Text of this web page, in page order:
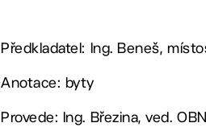
Předkladatel: Ing. Beneš,
Anotace: byty
Provede: Ing. Březina, ved. OBN